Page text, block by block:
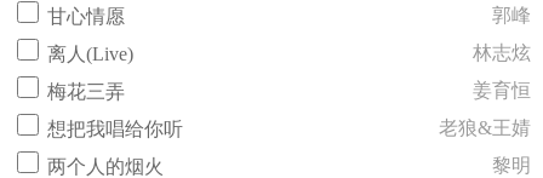
甘心情愿
郭峰
离人(Live)
林志炫
梅花三弄
姜育恒
想把我唱给你听
老狼&王婧
两个人的烟火
黎明